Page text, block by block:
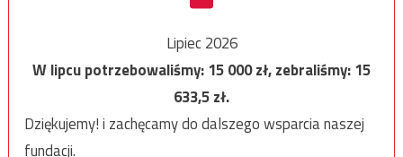
Lipiec 2026
W lipcu potrzebowaliśmy:15 000zł, zebraliśmy:15
633,5zł.
Dziękujemy! i zachęcamy do dalszego wsparcia naszej
fundacji.